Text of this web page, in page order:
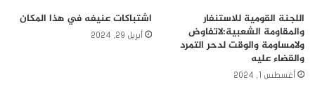
اللجنة القومية للاستنفار
والمقاومة الشعبية:لاتفاوض
ولامساومة والوقت لدحر التمرد
والقضاء عليه
أغسطس 1, 2024
اشتباكات عنيفه في هذا المكان
أبريل 29, 2024